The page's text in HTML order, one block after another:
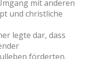
mit anderen
und christliche
legte dar, dass
förderten.